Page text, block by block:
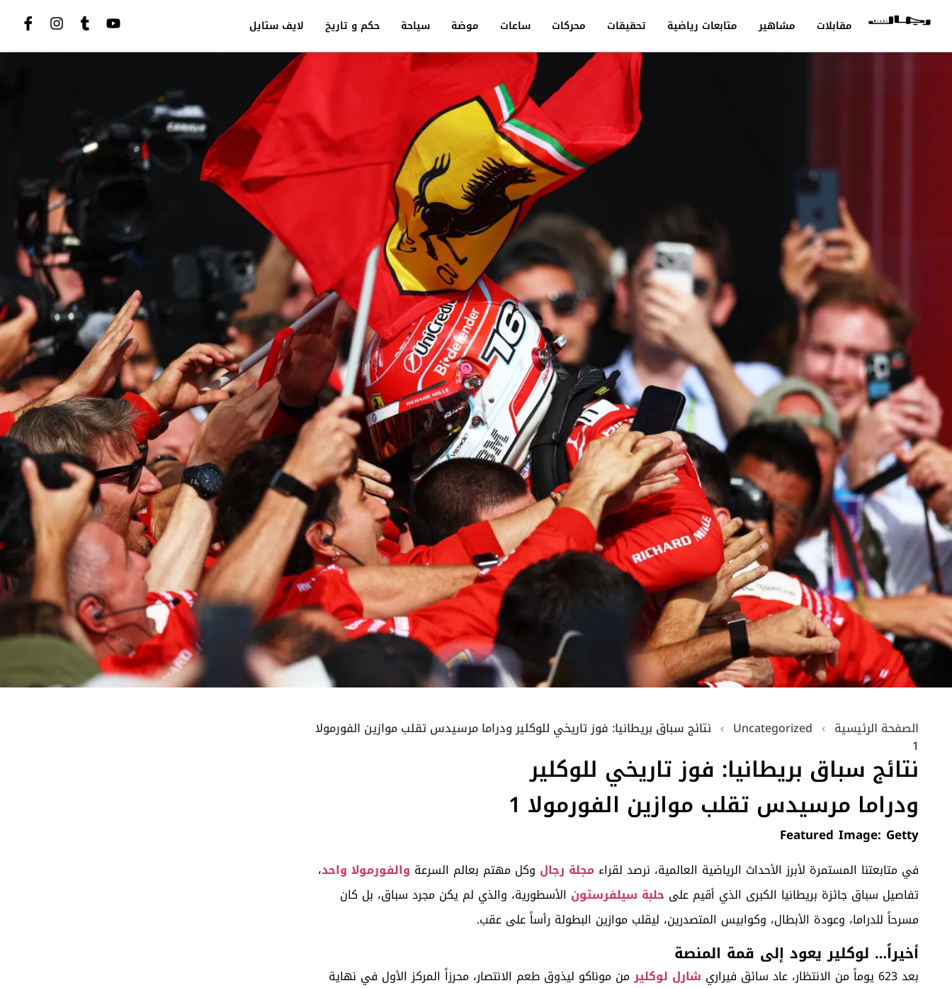
لايف ستايل حكم و تاريخ سياحة موضة ساعات محركات تحقيقات متابعات رياضية مشاهير مقابلات
الصفحة الرئيسية ›
Uncategorized
› نتائج سباق بريطانيا: فوز تاريخي للوكلير ودراما مرسيدس تقلب موازين الفورمولا
1
نتائج سباق بريطانيا: فوز تاريخي للوكلير
ودراما مرسيدس تقلب موازين الفورمولا 1
Featured Image: Getty
في متابعتنا المستمرة لأبرز الأحداث الرياضية العالمية، نرصد لقراء مجلة رجال وكل مهتم بعالم السرعة والفورمولا واحد،
تفاصيل سباق جائزة بريطانيا الكبرى الذي أقيم على حلبة سيلفرستون الأسطورية، والذي لم يكن مجرد سباق، بل كان
مسرحاً للدراما، وعودة الأبطال، وكوابيس المتصدرين، ليقلب موازين البطولة رأساً على عقب.
أخيراً… لوكلير يعود إلى قمة المنصة
بعد 623 يوماً من الانتظار، عاد سائق فيراري شارل لوكليرمن موناكو ليذوق طعم الانتصار، محرزاً المركز الأول في نهاية